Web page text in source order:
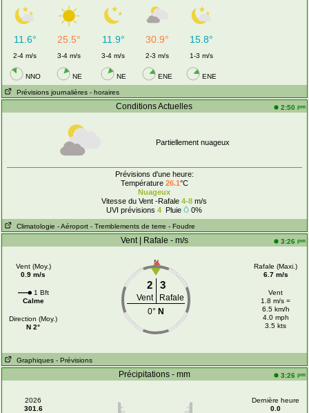
11.6° 25.5° 11.9° 30.9° 15.8°
2-4 m/s 3-4 m/s 3-4 m/s 2-3 m/s 1-3 m/s
NNO NE NE ENE ENE
Prévisions journalières - horaires
Conditions Actuelles 2:50 pm
Partiellement nuageux
Prévisions d'une heure:
Température 26.1°C
Nuageux
Vitesse du Vent -Rafale4-8 m/s
UVI prévisions4 Pluie 0%
Climatologie - Aéroport - Tremblements de terre - Foudre
Vent | Rafale - m/s 3:26 pm
Vent (Moy.)
0.9 m/s
1 Bft
Calme
Direction (Moy.)
N 2°
N
2 3
Vent
Rafale
0° N
Rafale (Maxi.)
6.7 m/s
Vent
1.8 m/s =
6.5 km/h
4.0 mph
3.5 kts
Graphiques - Prévisions
Précipitations - mm 3:26 pm
2026
301.6
Dernière heure
0.0